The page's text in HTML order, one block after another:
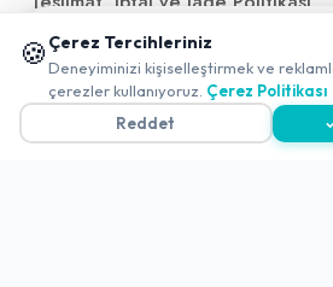
Kullanım Koşulları ve Hizmet
KVKK Politikası
Kişisel Verileri Aydınlatma Metni
🍪 Çerez Tercihleriniz
Deneyiminizi kişiselleştirmek ve
çerezler kullanıyoruz. Çerez Politikası
Reddet
📱 Mobil uygulamamızı keşfedin!